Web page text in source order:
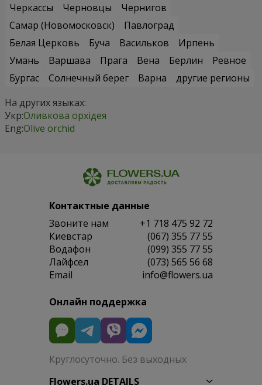
Черкассы
Черновцы
Чернигов
Самар (Новомосковск)
Павлоград
Белая Церковь
Буча Васильков
Ирпень
Умань
Варшава Прага Вена Берлин
Ревное
Бургас
Солнечный берег Варна
другие регионы
На других языках:
Укр:Оливкова орхідея
Eng:Olive orchid
Контактные данные
Звоните нам
+1 718 475 92 72
Киевстар
(067) 355 77 55
Водафон
(099) 355 77 55
Лайфсел
(073) 565 56 68
Email
info@flowers.ua
Онлайн поддержка
Круглосуточно. Без выходных
Flowers.ua DETAILS